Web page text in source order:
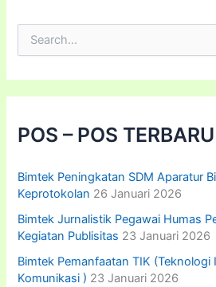
i
u
t
u
:
POS – POS TERBARU
Bimtek Peningkatan SDM Aparatur
Keprotokolan 26 Januari 2026
Bimtek Jurnalistik Pegawai Humas
Kegiatan Publisitas 23 Januari 2026
Bimtek Pemanfaatan TIK (Teknologi
Komunikasi ) 23 Januari 2026